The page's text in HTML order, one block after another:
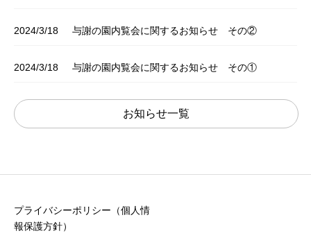
2024/3/18 与謝の園内覧会に関するお知らせ その②
2024/3/18 与謝の園内覧会に関するお知らせ その①
お知らせ一覧
プライバシーポリシー（個人情
報保護方針）